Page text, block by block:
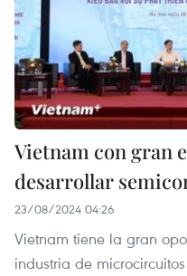
Vietnam con gran
desarrollar
23/08/2024 04:26
Vietnam tiene la gran
industria de